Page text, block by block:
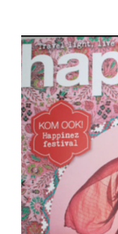
View
Larger
Image